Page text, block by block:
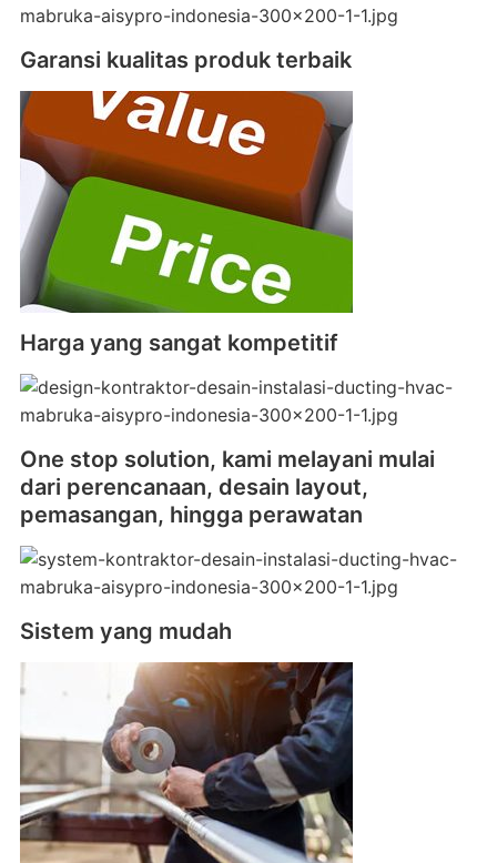
Garansi kualitas produk terbaik
Harga yang sangat kompetitif
One stop solution, kami melayani mulai
dari perencanaan, desain layout,
pemasangan, hingga perawatan
Sistem yang mudah